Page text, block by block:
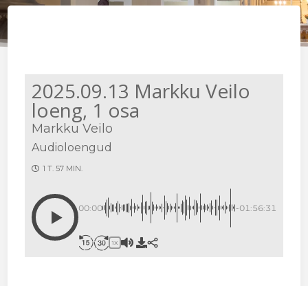
2025.09.13 Markku Veilo
loeng, 1 osa
Markku Veilo
Audioloengud
1 T. 57 MIN.
00:00 -01:56:31
1X